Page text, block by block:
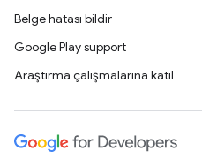
Belge hatası bildir
Google Play support
Araştırma çalışmalarına katıl